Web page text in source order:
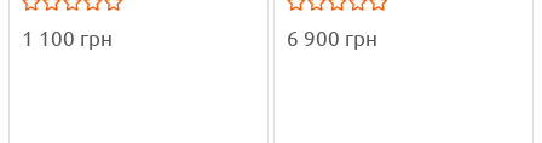
1 100 грн 6 900 грн